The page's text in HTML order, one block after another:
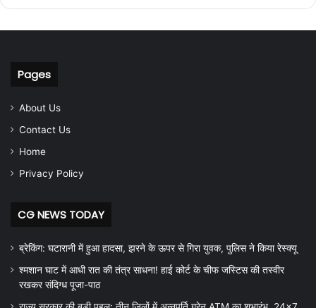
Pages
About Us
Contact Us
Home
Privacy Policy
CG NEWS TODAY
ब्रेकिंग: घटारानी में हुआ हादसा, झरने के ऊपर से गिरा युवक, पुलिस ने किया रेस्क्यू
श्मशान घाट में आधी रात की तंत्र साधना! हाई कोर्ट के चीफ जस्टिस की तस्वीर
रखकर संदिग्ध पूजा-पाठ